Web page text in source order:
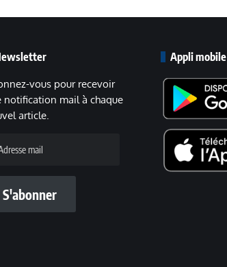
vous pour recevoir
notification mail à chaque
article.
S'abonner
Appli mobile